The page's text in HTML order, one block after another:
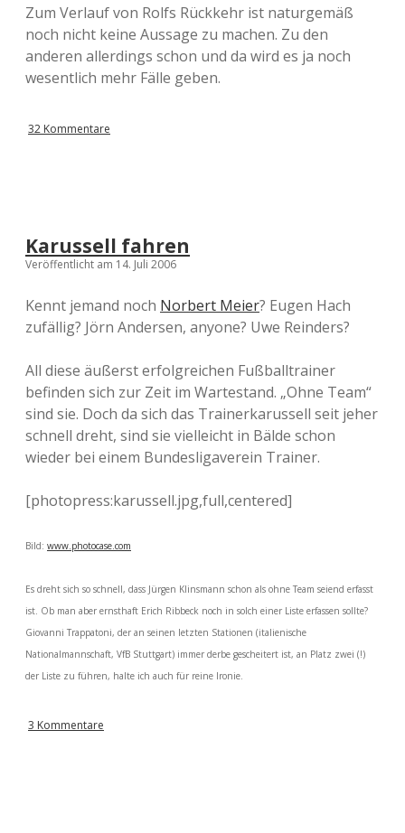
Zum Verlauf von Rolfs Rückkehr ist naturgemäß
noch nicht keine Aussage zu machen. Zu den
anderen allerdings schon und da wird es ja noch
wesentlich mehr Fälle geben.
32 Kommentare
Karussell fahren
Veröffentlicht am 14. Juli 2006
Kennt jemand noch Norbert Meier? Eugen Hach
zufällig? Jörn Andersen, anyone? Uwe Reinders?
All diese äußerst erfolgreichen Fußballtrainer
befinden sich zur Zeit im Wartestand. „Ohne Team“
sind sie. Doch da sich das Trainerkarussell seit jeher
schnell dreht, sind sie vielleicht in Bälde schon
wieder bei einem Bundesligaverein Trainer.
[photopress:karussell.jpg,full,centered]
Bild: www.photocase.com
Es dreht sich so schnell, dass Jürgen Klinsmann schon als ohne Team seiend erfasst
ist. Ob man aber ernsthaft Erich Ribbeck noch in solch einer Liste erfassen sollte?
Giovanni Trappatoni, der an seinen letzten Stationen (italienische
Nationalmannschaft, VfB Stuttgart) immer derbe gescheitert ist, an Platz zwei (!)
der Liste zu führen, halte ich auch für reine Ironie.
3 Kommentare